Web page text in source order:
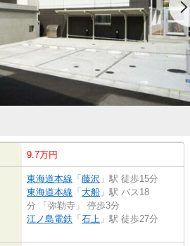
9.7万円
東海道本線 「 藤沢 」駅 徒歩15分
東海道本線 「 大船 」駅 バス18
分 「弥勒寺」 停歩3分
江ノ島電鉄 「 石上 」駅 徒歩27分